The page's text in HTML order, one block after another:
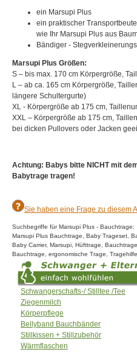
ein Marsupi Plus
ein praktischer
wie Ihr Marsupi Plus aus
Bändiger -
Marsupi Plus Größen:
S – bis max. 170 cm Körpergröße,
L – ab ca. 165 cm Körpergröße,
längere Schultergurte)
XL - Körpergröße ab 175 cm,
XXL – Körpergröße ab 175 cm,
bei dicken Pullovers oder Jacken
Achtung: Babys bitte NICHT mit
Babytrage tragen!
Sie haben eine Frage zu diesem
Suchbegriffe für Marsupi Plus - Bauchtrage:
Marsupi Plus Bauchtrage, Baby Trageset,
Baby Carrier, Marsupi, Hüfttrage,
Bauchtrage, ergonomische Trage,
Schwangerschafts-/ Stilltee /Tee
Ziegenmilch
Körperpflege
Bellyband Bauchbänder
Stillkissen + Stillzubehör
Wärmflaschen